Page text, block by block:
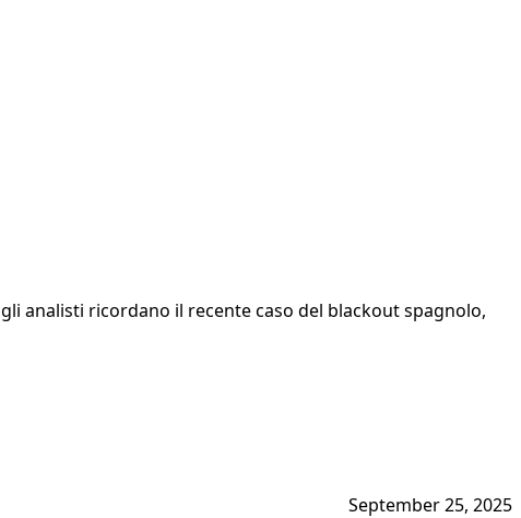
analisti ricordano il recente caso del blackout spagnolo,
September 25, 2025